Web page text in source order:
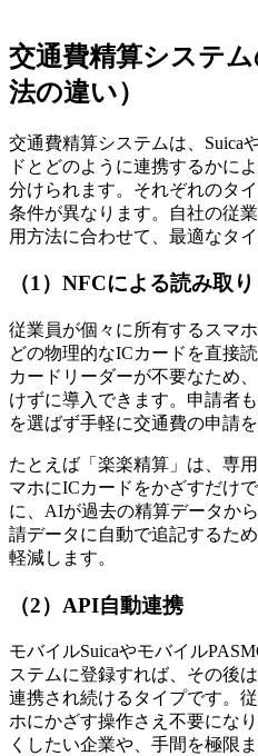
交通費精算システ
法の違い）
交通費精算システムは、Suica
ドとどのように連携するかに
分けられます。それぞれのタ
条件が異なります。自社の従
用方法に合わせて、最適なタ
（1）NFCによる読み取り
従業員が個々に所有するスマ
どの物理的なICカードを直接
カードリーダーが不要なため
けずに導入できます。申請者
を選ばず手軽に交通費の申請
たとえば「楽楽精算」は、専
マホにICカードをかざすだけ
に、AIが過去の精算データか
請データに自動で追記するた
軽減します。
（2）API自動連携
モバイルSuicaやモバイル
ステムに登録すれば、その後
連携され続けるタイプです。
ホにかざす操作さえ不要にな
くしたい企業や、手間を極限